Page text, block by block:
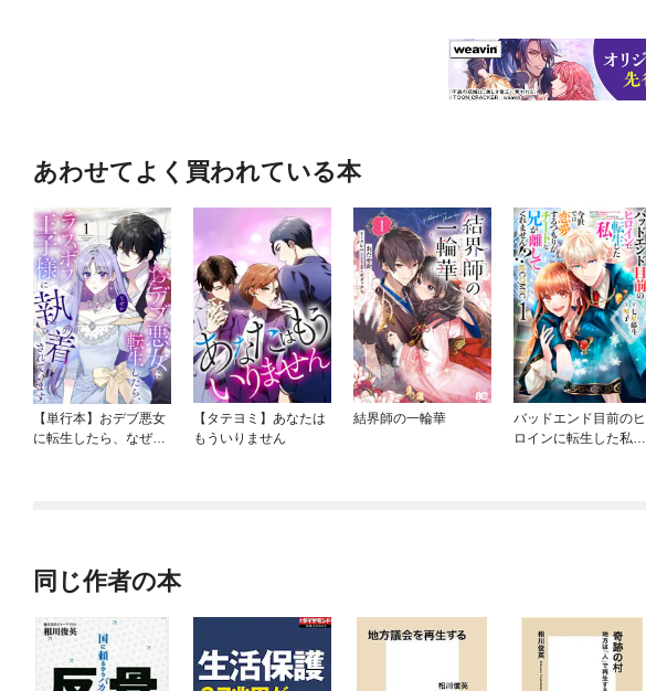
あわせてよく買われている本
【単行本】おデブ悪女
に転生したら、なぜか
【タテヨミ】あなたは
もういりません
結界師の一輪華
バッドエンド目前のヒ
ロインに転生した私、
同じ作者の本